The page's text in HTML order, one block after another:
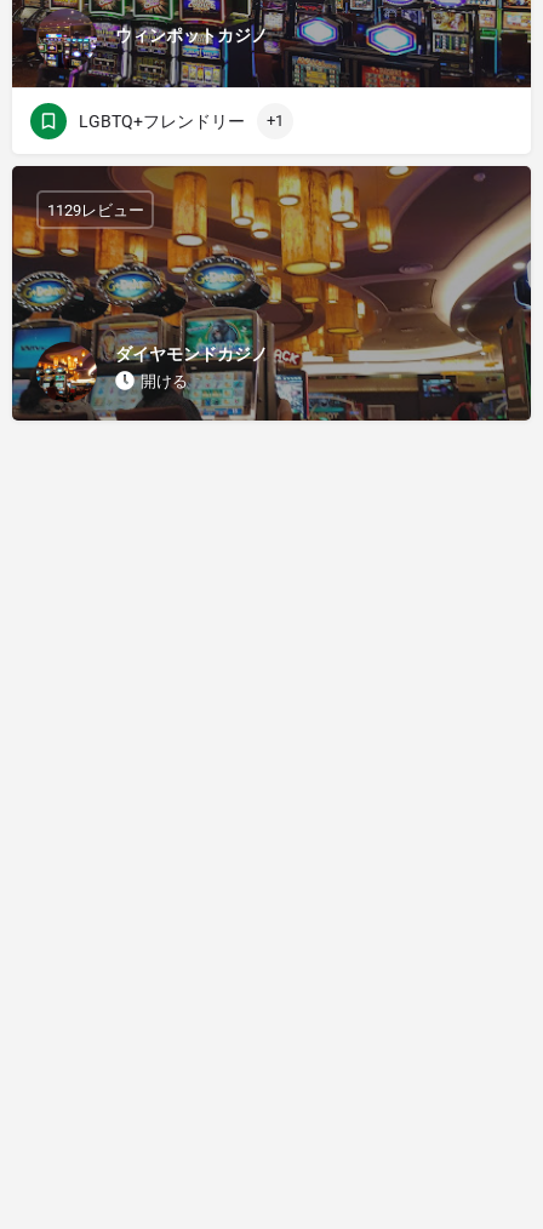
ウィンポットカジノ
LGBTQ+フレンドリー +1
ダイヤモンドカジノ
開ける
1129レビュー